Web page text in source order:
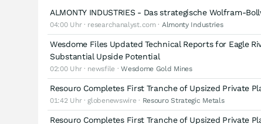
ALMONTY INDUSTRIES - Das strategische Wolfram-
04:00 Uhr · researchanalyst.com · Almonty Industries
Wesdome Files Updated Technical Reports for Eagle
Substantial Upside Potential
02:00 Uhr · newsfile ·Wesdome Gold Mines
Resouro Completes First Tranche of Upsized Private
01:42 Uhr · globenewswire · Resouro Strategic Metals
Resouro Completes First Tranche of Upsized Private